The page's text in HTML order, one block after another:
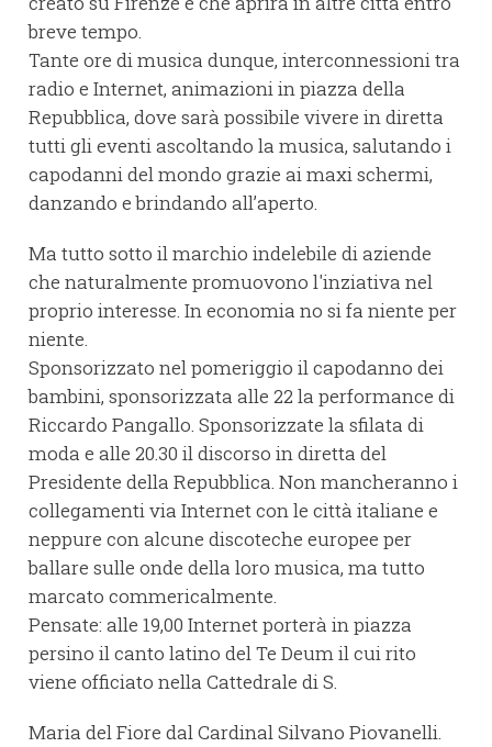
breve tempo.
Tante ore di musica dunque, interconnessioni tra
radio e Internet, animazioni in piazza della
Repubblica, dove sarà possibile vivere in diretta
tutti gli eventi ascoltando la musica, salutando i
capodanni del mondo grazie ai maxi schermi,
danzando e brindando all’aperto.
Ma tutto sotto il marchio indelebile di aziende
che naturalmente promuovono l'inziativa nel
proprio interesse. In economia no si fa niente per
niente.
Sponsorizzato nel pomeriggio il capodanno dei
bambini, sponsorizzata alle 22 la performance di
Riccardo Pangallo. Sponsorizzate la sfilata di
moda e alle 20.30 il discorso in diretta del
Presidente della Repubblica. Non mancheranno i
collegamenti via Internet con le città italiane e
neppure con alcune discoteche europee per
ballare sulle onde della loro musica, ma tutto
marcato commericalmente.
Pensate: alle 19,00 Internet porterà in piazza
persino il canto latino del Te Deum il cui rito
viene officiato nella Cattedrale di S.
Maria del Fiore dal Cardinal Silvano Piovanelli.